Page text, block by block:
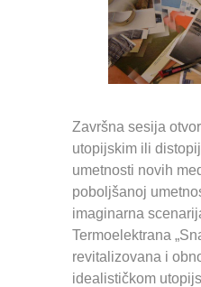
Završna sesija
utopijskim ili
umetnosti novih
poboljšanoj
imaginarna
Termoelektrana
revitalizovana i
idealističkom